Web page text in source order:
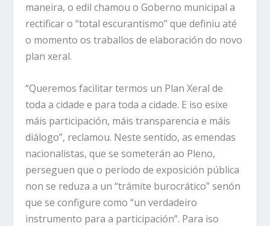
maneira, o edil chamou o Goberno municipal a
rectificar o “total escurantismo” que definiu até
o momento os traballos de elaboración do novo
plan xeral.
“Queremos facilitar termos un Plan Xeral de
toda a cidade e para toda a cidade. E iso esixe
máis participación, máis transparencia e máis
diálogo”, reclamou. Neste sentido, as emendas
nacionalistas, que se someterán ao Pleno,
perseguen que o período de exposición pública
non se reduza a un “trámite burocrático” senón
que se configure como “un verdadeiro
instrumento para a participación”. Para iso